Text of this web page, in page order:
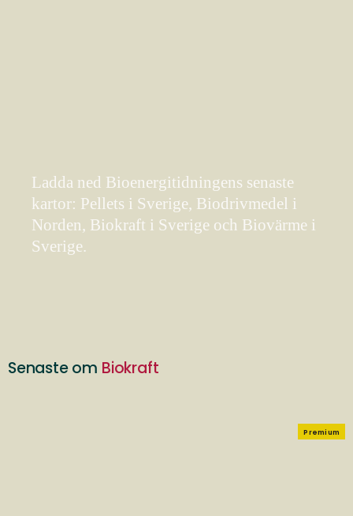
Ladda ned Bioenergitidningens senaste
kartor: Pellets i Sverige, Biodrivmedel i
Norden, Biokraft i Sverige och Biovärme i
Sverige.
Senaste om Biokraft
Premium